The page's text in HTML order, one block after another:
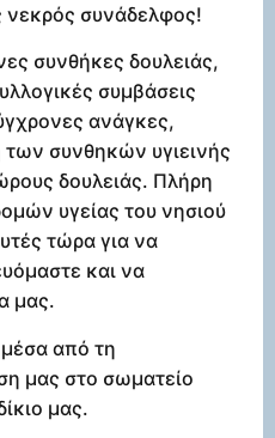
συνάδελφος!
συνθήκες δουλειάς,
συμβάσεις
ανάγκες,
συνθηκών υγιεινής
δουλειάς. Πλήρη
υγείας του νησιού
τώρα για να
και να
μας.
μέσα από τη
μας στο σωματείο
μας.